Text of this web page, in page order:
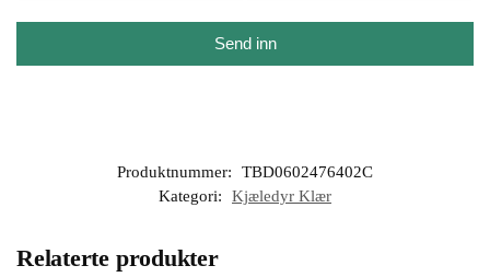
Send inn
Produktnummer:
TBD0602476402C
Kategori:
Kjæledyr Klær
Relaterte produkter